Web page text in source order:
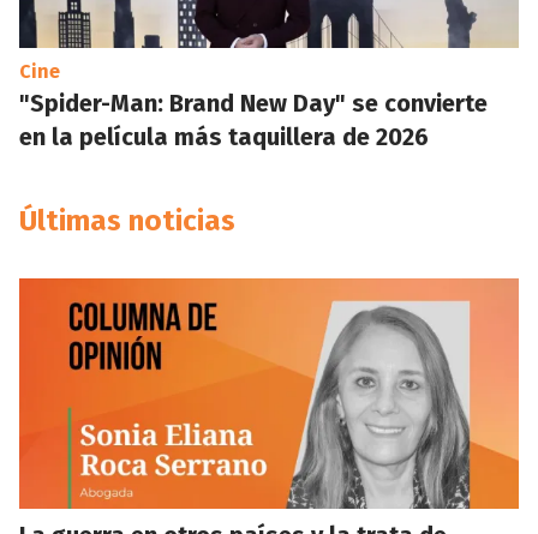
Cine
"Spider-Man: Brand New Day" se convierte
en la película más taquillera de 2026
Últimas noticias